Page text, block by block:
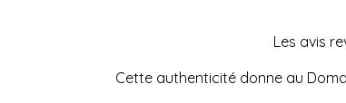
Les avis
Cette authenticité donne au